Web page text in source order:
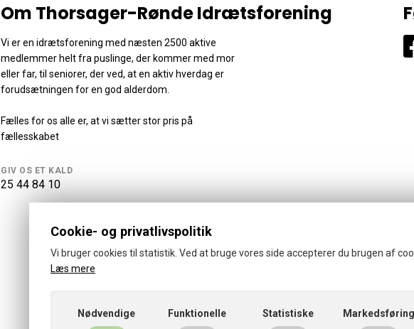
Om Thorsager-Rønde Idrætsforening
Vi er en idrætsforening med næsten 2500 aktive
medlemmer helt fra puslinge, der kommer med mor
eller far, til seniorer, der ved, at en aktiv hverdag er
forudsætningen for en god alderdom.
Fælles for os alle er, at vi sætter stor pris på
fællesskabet
GIV OS ET KALD
25 44 84 10
Cookie- og privatlivspolitik
Vi bruger cookies til statistik. Ved at bruge vores side accepterer du brugen af
Læs mere
Nødvendige Funktionelle Statistiske Markedsføring